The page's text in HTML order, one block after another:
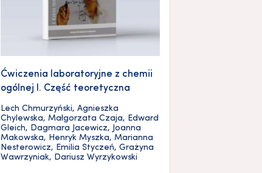
Ćwiczenia laboratoryjne z chemii
ogólnej I. Część teoretyczna
Lech Chmurzyński,Agnieszka
Chylewska,Małgorzata Czaja, Edward
Gleich, Dagmara Jacewicz, Joanna
Makowska, Henryk Myszka,Marianna
Nesterowicz, Emilia Styczeń,Grażyna
Wawrzyniak, Dariusz Wyrzykowski